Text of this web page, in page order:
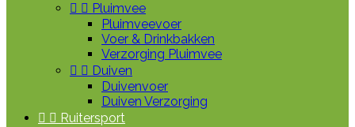
  Pluimvee
Pluimveevoer
Voer & Drinkbakken
Verzorging Pluimvee
  Duiven
Duivenvoer
Duiven Verzorging
  Ruitersport